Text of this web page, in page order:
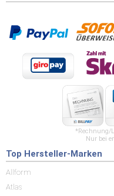
*Rechnung/
Nur bei
Top Hersteller-Marken
Allform
Atlas